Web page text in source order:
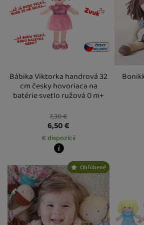
Bábika Viktorka handrová 32
cm česky hovoriaca na
batérie svetlo ružová 0 m+
7,30€
6,50€
K dispozícii
Kdy zboží dostanete?
Osobný odber vo výdajnom mieste
U Vás doma14. 8.
Obľúbené